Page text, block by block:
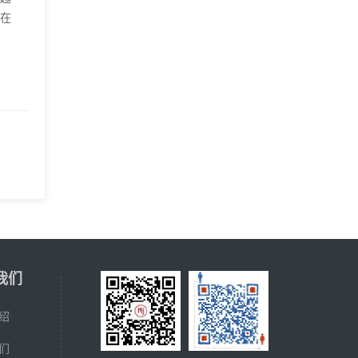
们